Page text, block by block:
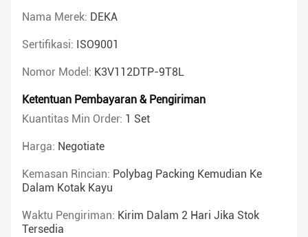
Nama Merek: DEKA
Sertifikasi: ISO9001
Nomor Model: K3V112DTP-9T8L
Ketentuan Pembayaran & Pengiriman
Kuantitas Min Order: 1 Set
Harga: Negotiate
Kemasan Rincian: Polybag Packing Kemudian Ke
Dalam Kotak Kayu
Waktu Pengiriman: Kirim Dalam 2 Hari Jika Stok
Tersedia